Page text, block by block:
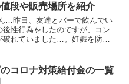
段や販売場所を紹介
…昨日、友達とバーで飲んでい
後性行為をしたのですが、コン
破れていました…。妊娠を防ぐ
の緊急避妊薬【アフターピル】
購入方法を紹...
コロナ対策給付金の一覧